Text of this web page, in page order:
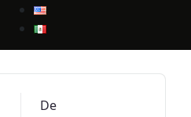
De